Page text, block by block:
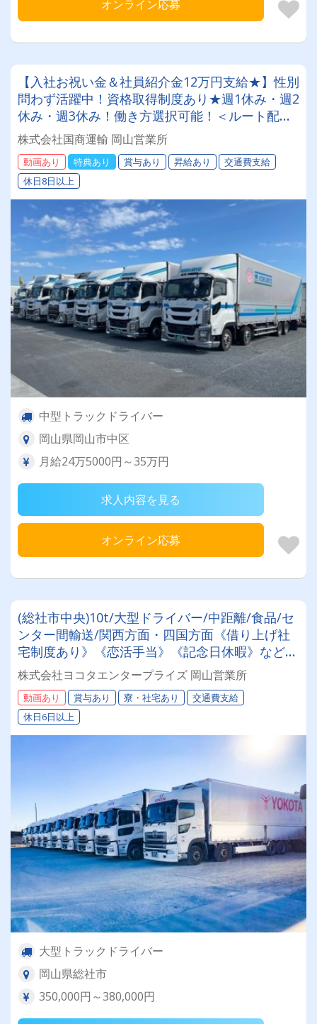
オンライン応募
【入社お祝い金＆社員紹介金12万円支給★】性別
問わず活躍中！資格取得制度あり★週1休み・週2
休み・週3休み！働き方選択可能！＜ルート配
送/4tトラックドライバー＞
株式会社国商運輸 岡山営業所
動画あり 特典あり 賞与あり 昇給あり
交通費支給
休日8日以上
中型トラックドライバー
岡山県岡山市中区
月給24万5000円～35万円
求人内容を見る
オンライン応募
(総社市中央)10t/大型ドライバー/中距離/食品/セ
ンター間輸送/関西方面・四国方面《借り上げ社
宅制度あり》《恋活手当》《記念日休暇》などヨ
コタならではの福利厚生☆
株式会社ヨコタエンタープライズ 岡山営業所
動画あり 賞与あり 寮・社宅あり
交通費支給
休日6日以上
大型トラックドライバー
岡山県総社市
350,000円～380,000円